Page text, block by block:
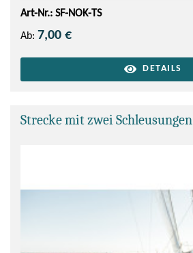
Art-Nr.: SF-NOK-TS
Ab: 7,00 €
DETAILS
Strecke mit zwei Schleusungen